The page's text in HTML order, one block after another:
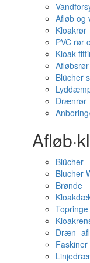
Afløb og
Kloakrør
PVC rør
Kloak
Blücher
Drænrør
Blücher
Blucher
Brønde
Dræn-
Faskiner